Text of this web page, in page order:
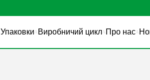
Упаковки Виробничий цикл Про нас